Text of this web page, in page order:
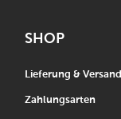
SHOP
Lieferung & Versand
Zahlungsarten